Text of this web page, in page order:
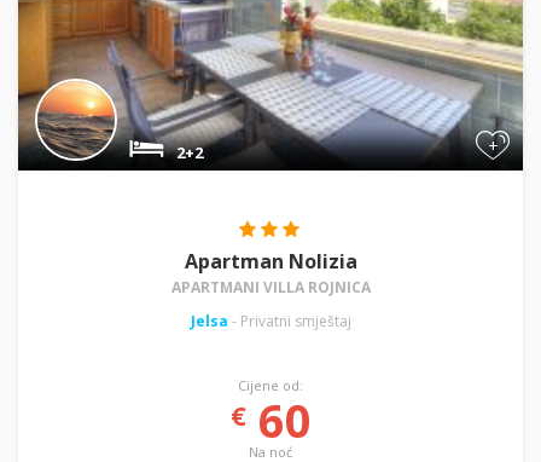
+
2+2
Apartman Nolizia
APARTMANI VILLA ROJNICA
Jelsa - Privatni smještaj
Cijene od:
€60
Na noć